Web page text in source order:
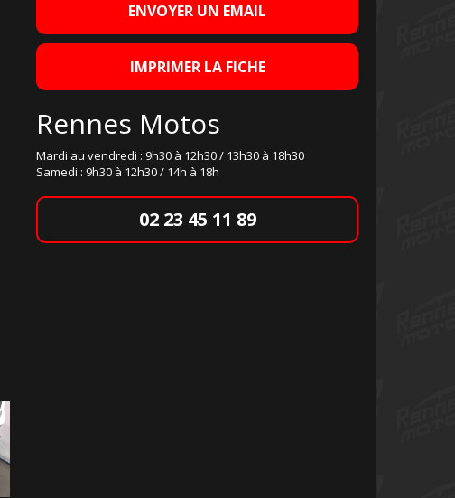
ENVOYER UN EMAIL
IMPRIMER LA FICHE
Rennes Motos
Mardi au vendredi : 9h30 à 12h30 / 13h30 à 18h30
Samedi : 9h30 à 12h30 / 14h à 18h
02 23 45 11 89